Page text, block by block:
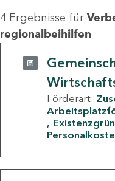
4 Ergebnisse für
regionalbeihilfen
Förderart: